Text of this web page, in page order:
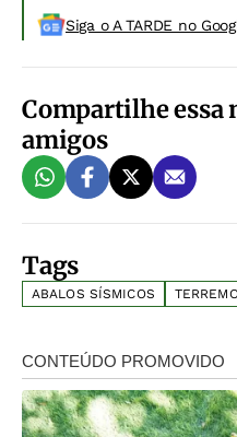
Siga o A TARDE no
Compartilhe essa
amigos
Tags
ABALOS SÍSMICOS